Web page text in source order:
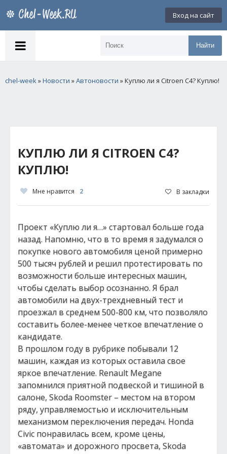
Вход на сайт
Найти
chel-week»Новости »Автоновости » Куплю ли я Citroen C4? Куплю!
КУПЛЮ ЛИ Я CITROEN C4?
КУПЛЮ!
Мне нравится 2 В закладки
Проект «Куплю ли я…» стартовал больше года
назад. Напомню, что в то время я задумался о
покупке нового автомобиля ценой примерно
500 тысяч рублей и решил протестировать по
возможности больше интересных машин,
чтобы сделать выбор осознанно. Я брал
автомобили на двух-трехдневный тест и
проезжал в среднем 500-800 км, что позволяло
составить более-менее четкое впечатление о
кандидате.
В прошлом году в рубрике побывали 12
машин, каждая из которых оставила свое
яркое впечатление. Renault Megane
запомнился приятной подвеской и тишиной в
салоне, Skoda Roomster – местом на втором
ряду, управляемостью и исключительным
механизмом переключения передач. Honda
Civic понравилась всем, кроме цены,
«автомата» и дорожного просвета, Skoda